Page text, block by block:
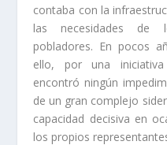
contaba con la
las necesidades de
pobladores. En pocos
ello, por una
encontró ningún
de un gran complejo
capacidad decisiva en
los propios